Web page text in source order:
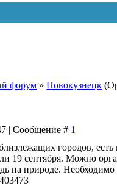
форум » Новокузнецк
| Сообщение # 1
городов,
19 сентября. Можно
на природе.